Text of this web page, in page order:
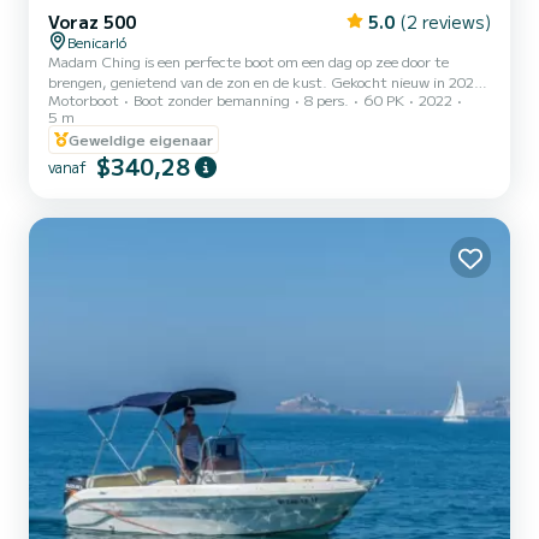
Voraz 500 5.0 (2 reviews)
Benicarló
Madam Ching is een perfecte boot om een dag op zee door te
brengen, genietend van de zon en de kust. Gekocht nieuw in 2022,
werkt perfect en is zeer gemakkelijk te besturen. De vereiste
minimale titel is het vaarbewijs. De mogelijke bestemmingen
hebben een grote natuur- en landschapswaarde. Als we naar het
zuiden varen, zie je zodra we de haven verlaten het beroemde
kasteel van Paus Luna in Peñíscola recht vooruit, met zijn
tot...
Motorboot Boot zonder bemanning 8 pers. 60 PK
2022
5 m
Geweldige eigenaar
vanaf $340,28